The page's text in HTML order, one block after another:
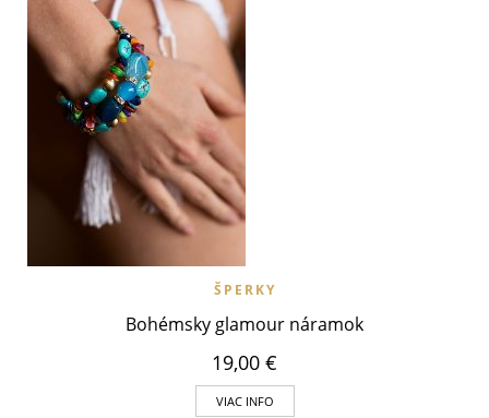
ŠPERKY
Bohémsky glamour náramok
19,00 €
VIAC INFO